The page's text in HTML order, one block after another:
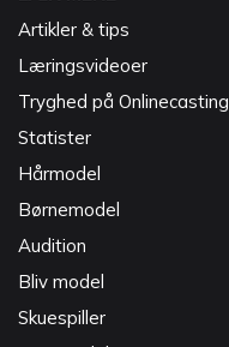
Artikler & tips
Læringsvideoer
Tryghed på
Statister
Hårmodel
Børnemodel
Audition
Bliv model
Skuespiller